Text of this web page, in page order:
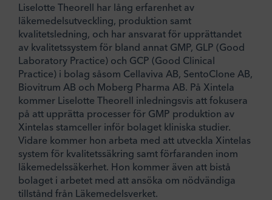
Liselotte Theorell har lång erfarenhet av
läkemedelsutveckling, produktion samt
kvalitetsledning, och har ansvarat för upprättandet
av kvalitetssystem för bland annat GMP, GLP (Good
Laboratory Practice) och GCP (Good Clinical
Practice) i bolag såsom Cellaviva AB, SentoClone AB,
Biovitrum AB och Moberg Pharma AB. På Xintela
kommer Liselotte Theorell inledningsvis att fokusera
på att upprätta processer för GMP produktion av
Xintelas stamceller inför bolaget kliniska studier.
Vidare kommer hon arbeta med att utveckla Xintelas
system för kvalitetssäkring samt förfaranden inom
läkemedelssäkerhet. Hon kommer även att bistå
bolaget i arbetet med att ansöka om nödvändiga
tillstånd från Läkemedelsverket.